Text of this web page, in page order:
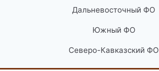
Дальневосточный ФО
Южный ФО
Северо-Кавказский ФО